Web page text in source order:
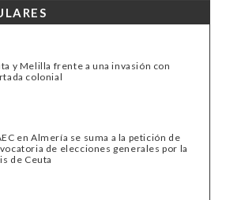
y Melilla frente a una invasión con
colonial
en Almería se suma a la petición de
de elecciones generales por la
de Ceuta